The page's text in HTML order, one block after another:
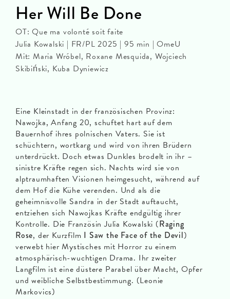
Eine Kleinstadt in der französischen Provinz:
Nawojka, Anfang 20, schuftet hart auf dem
Bauernhof ihres polnischen Vaters. Sie ist
schüchtern, wortkarg und wird von ihren Brüdern
unterdrückt. Doch etwas Dunkles brodelt in ihr –
sinistre Kräfte regen sich. Nachts wird sie von
alptraumhaften Visionen heimgesucht, während auf
dem Hof die Kühe verenden. Und als die
geheimnisvolle Sandra in der Stadt auftaucht,
entziehen sich Nawojkas Kräfte endgültig ihrer
Kontrolle. Die Französin Julia Kowalski (Raging
Rose, der Kurzfilm I Saw the Face of the Devil)
verwebt hier Mystisches mit Horror zu einem
atmosphärisch-wuchtigen Drama. Ihr zweiter
Langfilm ist eine düstere Parabel über Macht, Opfer
und weibliche Selbstbestimmung. (Leonie
Markovics)
Her Will Be Done
OT: Que ma volonté soit faite
Julia Kowalski | FR/PL 2025 | 95 min | OmeU
Mit: Maria Wróbel, Roxane Mesquida, Wojciech
Skibiński, Kuba Dyniewicz